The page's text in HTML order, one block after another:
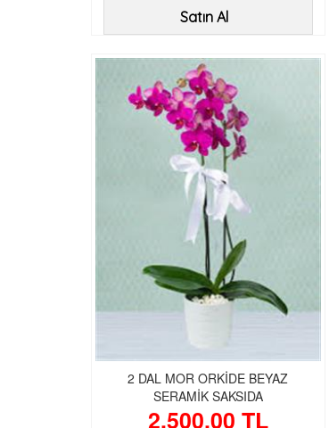
Satın Al
2 DAL MOR ORKİDE BEYAZ
SERAMİK SAKSIDA
2.500,00 TL